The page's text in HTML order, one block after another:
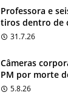
Professora e
tiros dentro de
31.7.26
Câmeras
PM por morte
5.8.26